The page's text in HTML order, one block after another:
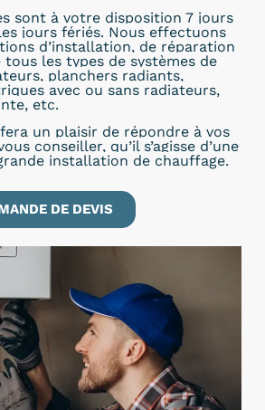
sont à votre disposition 7 jours
jours fériés. Nous effectuons
d’installation, de réparation
tous les types de systèmes de
planchers radiants,
avec ou sans radiateurs,
etc.
un plaisir de répondre à vos
conseiller, qu’il s’agisse d’une
installation de chauffage.
DE DEVIS